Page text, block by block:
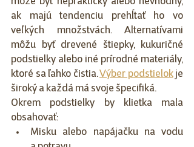
ak majú tendenciu prehĺtať ho vo
veľkých množstvách. Alternatívami
môžu byť drevené štiepky, kukuričné
podstielky alebo iné prírodné materiály,
ktoré sa ľahko čistia. Výber podstielok je
široký a každá má svoje špecifiká.
Okrem podstielky by klietka mala
obsahovať:
Misku alebo napájačku na vodu